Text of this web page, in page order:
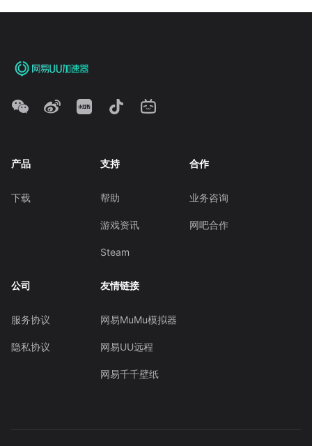
产品
下载
支持
帮助
游戏资讯
Steam
合作
业务咨询
网吧合作
公司
服务协议
隐私协议
友情链接
网易MuMu模拟器
网易UU远程
网易千千壁纸